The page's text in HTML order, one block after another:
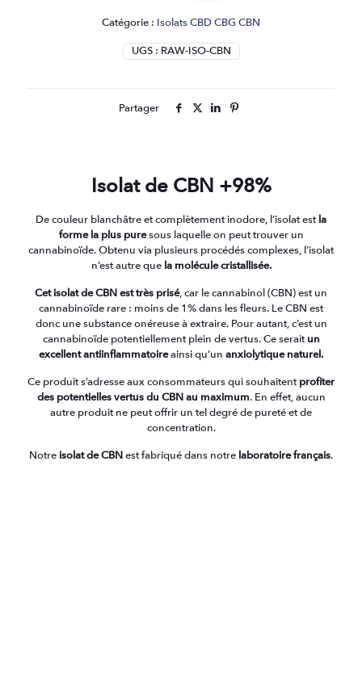
UGS : RAW-ISO-CBN
Catégorie : Isolats CBD CBG CBN
Partager
Isolat de CBN +98%
De couleur blanchâtre et complètement inodore, l’isolat est la
forme la plus puresous laquelle on peut trouver un
cannabinoïde. Obtenu via plusieurs procédés complexes, l’isolat
n’est autre que la molécule cristallisée.
Cet isolat de CBN est très prisé, car le cannabinol (CBN) est un
cannabinoïde rare : moins de 1% dans les fleurs. Le CBN est
donc une substance onéreuse à extraire. Pour autant, c’est un
cannabinoïde potentiellement plein de vertus. Ce serait un
excellent antiinflammatoireainsi qu’un anxiolytique naturel.
Ce produit s’adresse aux consommateurs qui souhaitent profiter
des potentielles vertus du CBN au maximum. En effet, aucun
autre produit ne peut offrir un tel degré de pureté et de
concentration.
Notre isolat de CBNest fabriqué dans notre laboratoire français.